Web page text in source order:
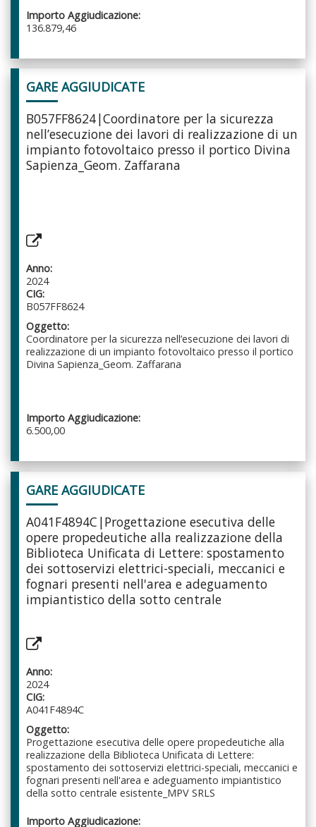
Importo Aggiudicazione:
136.879,46
GARE AGGIUDICATE
B057FF8624|Coordinatore per la sicurezza
nell’esecuzione dei lavori di realizzazione di un
impianto fotovoltaico presso il portico Divina
Sapienza_Geom. Zaffarana
Anno:
2024
CIG:
B057FF8624
Oggetto:
Coordinatore per la sicurezza nell’esecuzione dei lavori di
realizzazione di un impianto fotovoltaico presso il portico
Divina Sapienza_Geom. Zaffarana
Importo Aggiudicazione:
6.500,00
GARE AGGIUDICATE
A041F4894C|Progettazione esecutiva delle
opere propedeutiche alla realizzazione della
Biblioteca Unificata di Lettere: spostamento
dei sottoservizi elettrici-speciali, meccanici e
fognari presenti nell'area e adeguamento
impiantistico della sotto centrale
Anno:
2024
CIG:
A041F4894C
Oggetto:
Progettazione esecutiva delle opere propedeutiche alla
realizzazione della Biblioteca Unificata di Lettere:
spostamento dei sottoservizi elettrici-speciali, meccanici e
fognari presenti nell'area e adeguamento impiantistico
della sotto centrale esistente_MPV SRLS
Importo Aggiudicazione: